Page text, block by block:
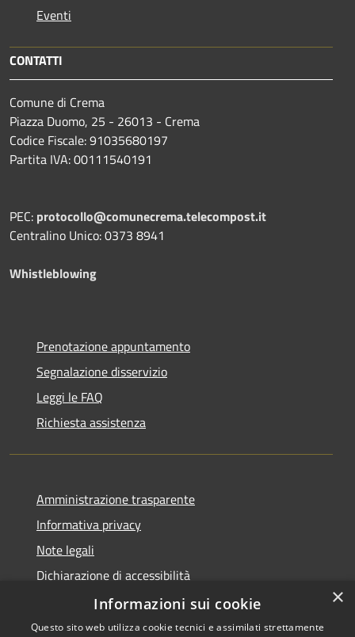
Eventi
CONTATTI
Comune di Crema
Piazza Duomo, 25 - 26013 - Crema
Codice Fiscale: 91035680197
Partita IVA: 00111540191
PEC: protocollo@comunecrema.telecompost.it
Centralino Unico: 0373 8941
Whistleblowing
Prenotazione appuntamento
Segnalazione disservizio
Leggi le FAQ
Richiesta assistenza
Amministrazione trasparente
Informativa privacy
Note legali
Dichiarazione di accessibilità
Piano di miglioramento dei servizi
×
Informazioni sui cookie
Questo sito web utilizza cookie tecnici e assimilati strettamente